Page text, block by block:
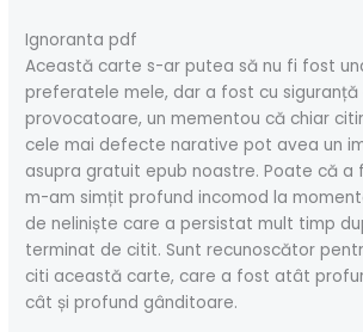
Ignoranta pdf
Această carte s-ar putea să nu fi fost
preferatele mele, dar a fost cu
provocatoare, un mementou că chiar
cele mai defecte narative pot avea un
asupra gratuit epub noastre. Poate că a
m-am simțit profund incomod la
de neliniște care a persistat mult timp
terminat de citit. Sunt recunoscător
citi această carte, care a fost atât
cât și profund gânditoare.